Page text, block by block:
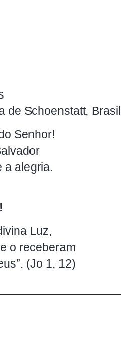
de Schoenstatt, Brasil
Senhor!
a alegria.
Luz,
o receberam
(Jo 1, 12)